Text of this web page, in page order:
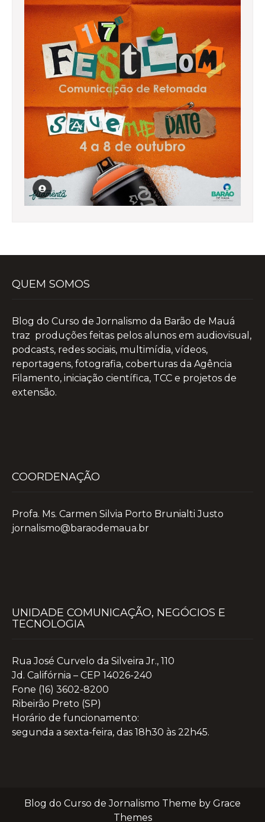
QUEM SOMOS
Blog do Curso de Jornalismo da Barão de Mauá
traz produções feitas pelos alunos em audiovisual,
podcasts, redes sociais, multimídia, vídeos,
reportagens, fotografia, coberturas da Agência
Filamento, iniciação científica, TCC e projetos de
extensão.
COORDENAÇÃO
Profa. Ms. Carmen Silvia Porto Brunialti Justo
jornalismo@baraodemaua.br
UNIDADE COMUNICAÇÃO, NEGÓCIOS E
TECNOLOGIA
Rua José Curvelo da Silveira Jr., 110
Jd. Califórnia – CEP 14026-240
Fone (16) 3602-8200
Ribeirão Preto (SP)
Horário de funcionamento:
segunda a sexta-feira, das 18h30 às 22h45.
Blog do Curso de Jornalismo Theme by Grace
Themes